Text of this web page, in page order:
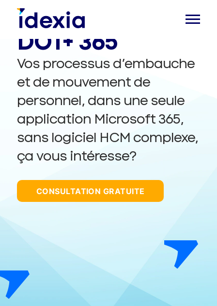
DOT+ 365
Vos processus d’embauche
et de mouvement de
personnel, dans une seule
application Microsoft 365,
sans logiciel HCM complexe,
ça vous intéresse?
CONSULTATION GRATUITE